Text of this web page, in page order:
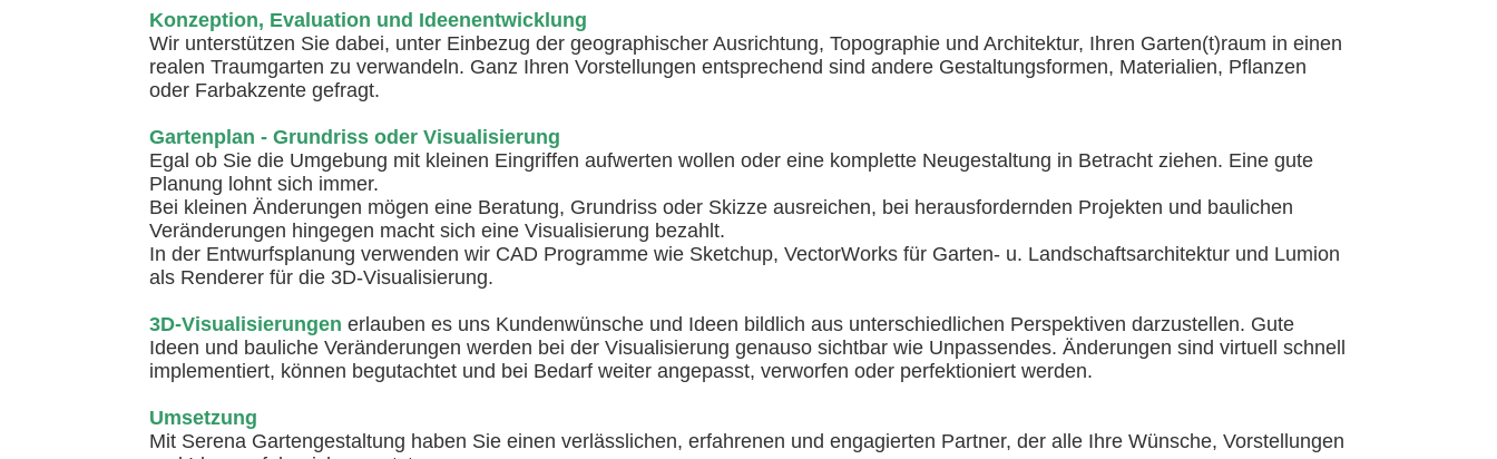
Konzeption, Evaluation und Ideenentwicklung
Wir unterstützen Sie dabei, unter Einbezug der geographischer Ausrichtung, Topographie und Architektur, Ihren Garten(t)raum in einen
realen Traumgarten zu verwandeln. Ganz Ihren Vorstellungen entsprechend sind andere Gestaltungsformen, Materialien, Pflanzen
oder Farbakzente gefragt.
Gartenplan - Grundriss oder Visualisierung
Egal ob Sie die Umgebung mit kleinen Eingriffen aufwerten wollen oder eine komplette Neugestaltung in Betracht ziehen. Eine gute
Planung lohnt sich immer.
Bei kleinen Änderungen mögen eine Beratung, Grundriss oder Skizze ausreichen, bei herausfordernden Projekten und baulichen
Veränderungen hingegen macht sich eine Visualisierung bezahlt.
In der Entwurfsplanung verwenden wir CAD Programme wie Sketchup, VectorWorks für Garten- u. Landschaftsarchitektur und Lumion
als Renderer für die 3D-Visualisierung.
3D-Visualisierungen erlauben es uns Kundenwünsche und Ideen bildlich aus unterschiedlichen Perspektiven darzustellen. Gute
Ideen und bauliche Veränderungen werden bei der Visualisierung genauso sichtbar wie Unpassendes. Änderungen sind virtuell schnell
implementiert, können begutachtet und bei Bedarf weiter angepasst, verworfen oder perfektioniert werden.
Umsetzung
Mit Serena Gartengestaltung haben Sie einen verlässlichen, erfahrenen und engagierten Partner, der alle Ihre Wünsche, Vorstellungen